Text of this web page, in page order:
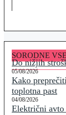
SORODNE
Do nižjih
05/08/2026
Kako
toplotna past
04/08/2026
Električni avto